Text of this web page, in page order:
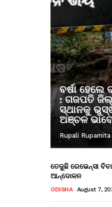
ବର୍ଷା
: ଗଜପତି
ସ୍ଥାନକୁ
ଅଞ୍ଚଳ
Rupali Rupamita
ତେଜୁଛି ରେଭେନ୍ସା
ଆନ୍ଦୋଳନ
ODISHA August 7,